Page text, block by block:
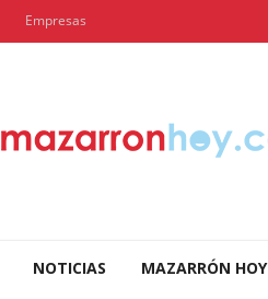
Empresas
NOTICIAS MAZARRÓN HOY